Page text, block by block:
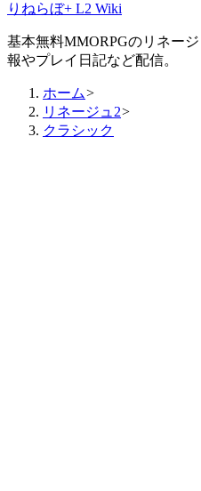
りねらぼ+ L2 Wiki
基本無料MMORPGのリネー
報やプレイ日記など配信。
ホーム>
リネージュ2>
クラシック